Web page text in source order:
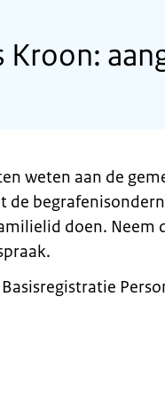
Kroon:
weten aan de
de
doen. Neem